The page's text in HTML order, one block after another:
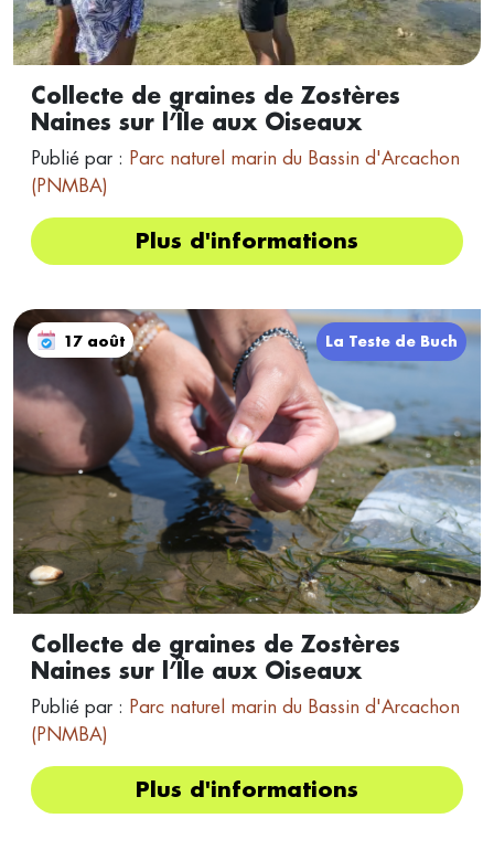
Collecte de graines de Zostères
Naines sur l’Île aux Oiseaux
Publié par : Parc naturel marin du Bassin d'Arcachon
(PNMBA)
Plus d'informations
17 août La Teste de Buch
Collecte de graines de Zostères
Naines sur l’Île aux Oiseaux
Publié par : Parc naturel marin du Bassin d'Arcachon
(PNMBA)
Plus d'informations